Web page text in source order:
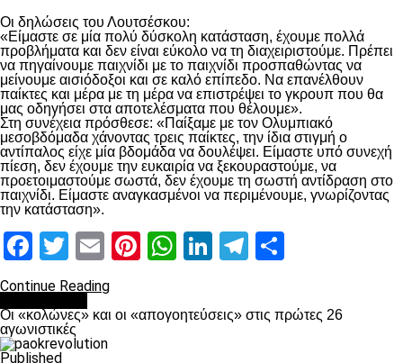
Οι δηλώσεις του Λουτσέσκου:
«Είμαστε σε μία πολύ δύσκολη κατάσταση, έχουμε πολλά
προβλήματα και δεν είναι εύκολο να τη διαχειριστούμε. Πρέπει
να πηγαίνουμε παιχνίδι με το παιχνίδι προσπαθώντας να
μείνουμε αισιόδοξοι και σε καλό επίπεδο. Να επανέλθουν
παίκτες και μέρα με τη μέρα να επιστρέψει το γκρουπ που θα
μας οδηγήσει στα αποτελέσματα που θέλουμε».
Στη συνέχεια πρόσθεσε: «Παίξαμε με τον Ολυμπιακό
μεσοβδόμαδα χάνοντας τρεις παίκτες, την ίδια στιγμή ο
αντίπαλος είχε μία βδομάδα να δουλέψει. Είμαστε υπό συνεχή
πίεση, δεν έχουμε την ευκαιρία να ξεκουραστούμε, να
προετοιμαστούμε σωστά, δεν έχουμε τη σωστή αντίδραση στο
παιχνίδι. Είμαστε αναγκασμένοι να περιμένουμε, γνωρίζοντας
την κατάσταση».
Facebook
Twitter
EmailPinterest
WhatsApp
LinkedIn
Telegram
Continue Reading
Οι «κολώνες» και οι «απογοητεύσεις» στις πρώτες 26
αγωνιστικές
Published